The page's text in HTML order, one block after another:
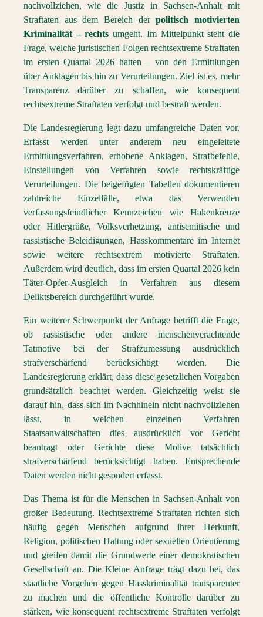
nachvollziehen, wie die Justiz in Sachsen-Anhalt mit
Straftaten aus dem Bereich derpolitisch motivierten
Kriminalität – rechts umgeht. Im Mittelpunkt steht die
Frage, welche juristischen Folgen rechtsextreme Straftaten
im ersten Quartal 2026 hatten – von den Ermittlungen
über Anklagen bis hin zu Verurteilungen. Ziel ist es, mehr
Transparenz darüber zu schaffen, wie konsequent
rechtsextreme Straftaten verfolgt und bestraft werden.
Die Landesregierung legt dazu umfangreiche Daten vor.
Erfasst werden unter anderem neu eingeleitete
Ermittlungsverfahren, erhobene Anklagen, Strafbefehle,
Einstellungen von Verfahren sowie rechtskräftige
Verurteilungen. Die beigefügten Tabellen dokumentieren
zahlreiche Einzelfälle, etwa das Verwenden
verfassungsfeindlicher Kennzeichen wie Hakenkreuze
oder Hitlergrüße, Volksverhetzung, antisemitische und
rassistische Beleidigungen, Hasskommentare im Internet
sowie weitere rechtsextrem motivierte Straftaten.
Außerdem wird deutlich, dass im ersten Quartal 2026 kein
Täter-Opfer-Ausgleich in Verfahren aus diesem
Deliktsbereich durchgeführt wurde.
Ein weiterer Schwerpunkt der Anfrage betrifft die Frage,
ob rassistische oder andere menschenverachtende
Tatmotive bei der Strafzumessung ausdrücklich
strafverschärfend berücksichtigt werden. Die
Landesregierung erklärt, dass diese gesetzlichen Vorgaben
grundsätzlich beachtet werden. Gleichzeitig weist sie
darauf hin, dass sich im Nachhinein nicht nachvollziehen
lässt, in welchen einzelnen Verfahren
Staatsanwaltschaften dies ausdrücklich vor Gericht
beantragt oder Gerichte diese Motive tatsächlich
strafverschärfend berücksichtigt haben. Entsprechende
Daten werden nicht gesondert erfasst.
Das Thema ist für die Menschen in Sachsen-Anhalt von
großer Bedeutung. Rechtsextreme Straftaten richten sich
häufig gegen Menschen aufgrund ihrer Herkunft,
Religion, politischen Haltung oder sexuellen Orientierung
und greifen damit die Grundwerte einer demokratischen
Gesellschaft an. Die Kleine Anfrage trägt dazu bei, das
staatliche Vorgehen gegen Hasskriminalität transparenter
zu machen und die öffentliche Kontrolle darüber zu
stärken, wie konsequent rechtsextreme Straftaten verfolgt